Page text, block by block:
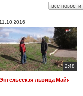
все новости
11.10.2016
2:48
Энгельсская львица Майя